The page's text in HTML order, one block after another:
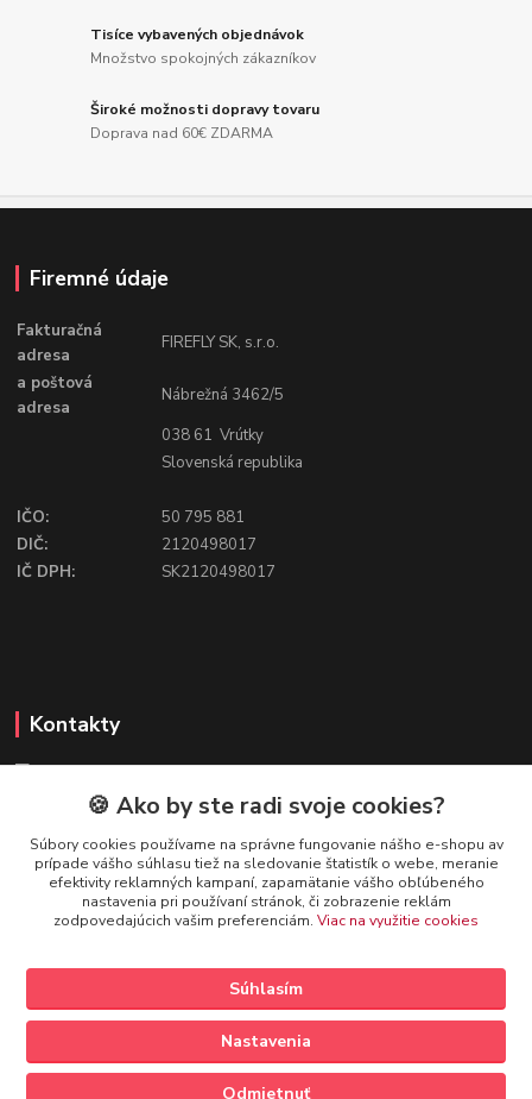
Tisíce vybavených objednávok
Množstvo spokojných zákazníkov
Široké možnosti dopravy tovaru
Doprava nad 60€ ZDARMA
Firemné údaje
Fakturačná
adresa
FIREFLY SK, s.r.o.
a poštová
adresa
Nábrežná 3462/5
038 61 Vrútky
Slovenská republika
IČO:
50 795 881
DIČ:
2120498017
IČ DPH:
SK2120498017
Kontakty
FIREFLY SHOP
Mgr. Ivana Kirschnerová
+421 918 763 777
🍪 Ako by ste radi svoje cookies?
Súbory cookies používame na správne fungovanie nášho e-shopu av
prípade vášho súhlasu tiež na sledovanie štatistík o webe, meranie
efektivity reklamných kampaní, zapamätanie vášho obľúbeného
nastavenia pri používaní stránok, či zobrazenie reklám
zodpovedajúcich vašim preferenciám. Viac na využitie cookies
Nastavenia
Súhlasím